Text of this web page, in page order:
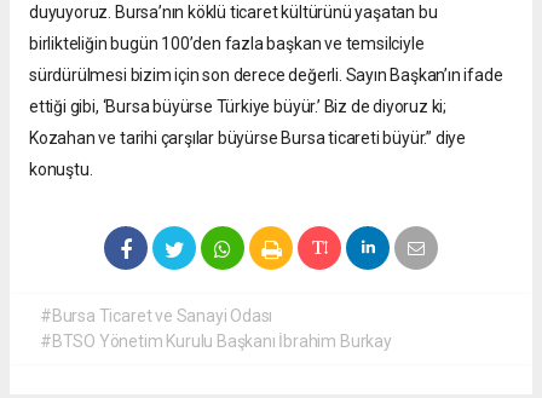
duyuyoruz. Bursa’nın köklü ticaret kültürünü yaşatan bu
birlikteliğin bugün 100’den fazla başkan ve temsilciyle
sürdürülmesi bizim için son derece değerli. Sayın Başkan’ın ifade
ettiği gibi, ‘Bursa büyürse Türkiye büyür.’ Biz de diyoruz ki;
Kozahan ve tarihi çarşılar büyürse Bursa ticareti büyür.” diye
konuştu.
#Bursa Ticaret ve Sanayi Odası
#BTSO Yönetim Kurulu Başkanı İbrahim Burkay